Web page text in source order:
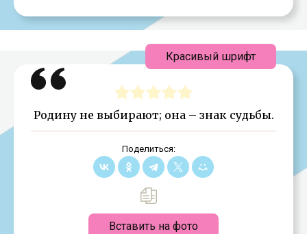
Родину не выбирают; она – знак судьбы.
Поделиться:
Вставить на фото
Красивый шрифт